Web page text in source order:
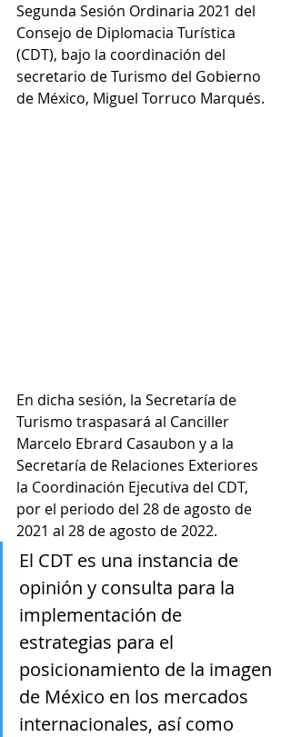
Segunda Sesión Ordinaria 2021 del
Consejo de Diplomacia Turística
(CDT), bajo la coordinación del
secretario de Turismo del Gobierno
de México, Miguel Torruco Marqués.
En dicha sesión, la Secretaría de
Turismo traspasará al Canciller
Marcelo Ebrard Casaubon y a la
Secretaría de Relaciones Exteriores
la Coordinación Ejecutiva del CDT,
por el periodo del 28 de agosto de
2021 al 28 de agosto de 2022.
El CDT es una instancia de
opinión y consulta para la
implementación de
estrategias para el
posicionamiento de la imagen
de México en los mercados
internacionales, así como